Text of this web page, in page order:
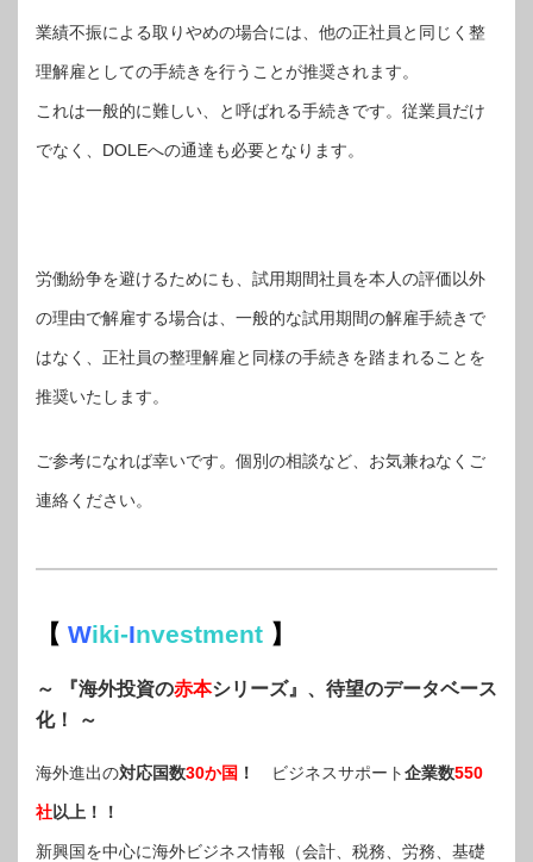
業績不振による取りやめの場合には、他の正社員と同じく整
理解雇としての手続きを行うことが推奨されます。
これは一般的に難しい、と呼ばれる手続きです。従業員だけ
でなく、DOLEへの通達も必要となります。
労働紛争を避けるためにも、試用期間社員を本人の評価以外
の理由で解雇する場合は、一般的な試用期間の解雇手続きで
はなく、正社員の整理解雇と同様の手続きを踏まれることを
推奨いたします。
ご参考になれば幸いです。個別の相談など、お気兼ねなくご
連絡ください。
【 Wiki-Investment 】
～ 『海外投資の赤本シリーズ』、待望のデータベース
化！ ～
海外進出の対応国数30か国 ！ ビジネスサポート企業数550
社以上！！
新興国を中心に海外ビジネス情報（会計、税務、労務、基礎